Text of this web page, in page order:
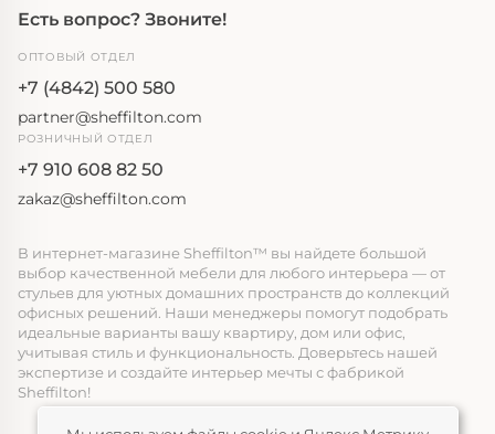
Есть вопрос? Звоните!
ОПТОВЫЙ ОТДЕЛ
+7 (4842) 500 580
partner@sheffilton.com
РОЗНИЧНЫЙ ОТДЕЛ
+7 910 608 82 50
zakaz@sheffilton.com
В интернет-магазине Sheffilton™ вы найдете большой
выбор качественной мебели для любого интерьера — от
стульев для уютных домашних пространств до коллекций
офисных решений. Наши менеджеры помогут подобрать
идеальные варианты вашу квартиру, дом или офис,
учитывая стиль и функциональность. Доверьтесь нашей
экспертизе и создайте интерьер мечты с фабрикой
Sheffilton!